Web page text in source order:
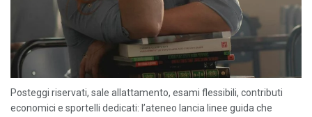
Posteggi riservati, sale allattamento, esami flessibili, contributi
economici e sportelli dedicati: l’ateneo lancia linee guida che